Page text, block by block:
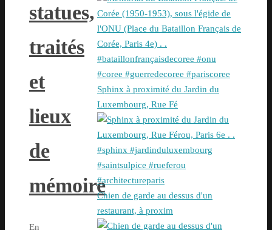
statues,
traités
et
lieux
de
mémoire
En
Sphinx à proximité du Jardin du
Luxembourg, Rue Fé
Chien de garde au dessus d'un
restaurant, à proxim